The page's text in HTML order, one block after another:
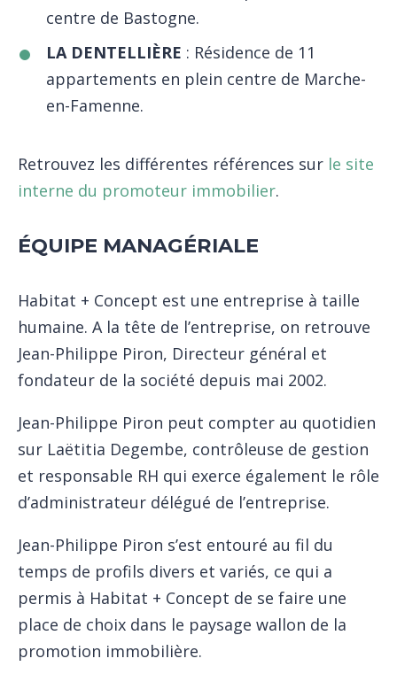
centre de Bastogne.
LA DENTELLIÈRE : Résidence de 11
appartements en plein centre de Marche-
en-Famenne.
Retrouvez les différentes références sur le site
interne du promoteur immobilier.
ÉQUIPE MANAGÉRIALE
Habitat + Concept est une entreprise à taille
humaine. A la tête de l’entreprise, on retrouve
Jean-Philippe Piron, Directeur général et
fondateur de la société depuis mai 2002.
Jean-Philippe Piron peut compter au quotidien
sur Laëtitia Degembe, contrôleuse de gestion
et responsable RH qui exerce également le rôle
d’administrateur délégué de l’entreprise.
Jean-Philippe Piron s’est entouré au fil du
temps de profils divers et variés, ce qui a
permis à Habitat + Concept de se faire une
place de choix dans le paysage wallon de la
promotion immobilière.